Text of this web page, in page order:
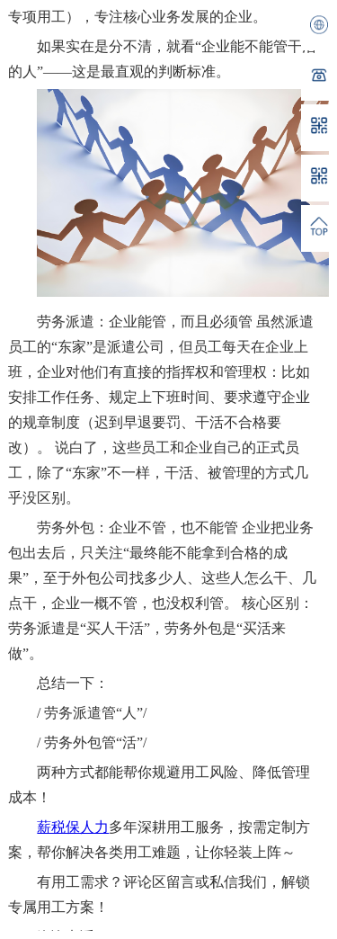
专项用工），专注核心业务发展的企业。
如果实在是分不清，就看“企业能不能管干活
的人”——这是最直观的判断标准。
劳务派遣：企业能管，而且必须管 虽然派遣
员工的“东家”是派遣公司，但员工每天在企业上
班，企业对他们有直接的指挥权和管理权：比如
安排工作任务、规定上下班时间、要求遵守企业
的规章制度（迟到早退要罚、干活不合格要
改）。 说白了，这些员工和企业自己的正式员
工，除了“东家”不一样，干活、被管理的方式几
乎没区别。
劳务外包：企业不管，也不能管 企业把业务
包出去后，只关注“最终能不能拿到合格的成
果”，至于外包公司找多少人、这些人怎么干、几
点干，企业一概不管，也没权利管。 核心区别：
劳务派遣是“买人干活”，劳务外包是“买活来
做”。
总结一下 ：
/ 劳务派遣管“人”/
/ 劳务外包管“活”/
两种方式都能帮你规避用工风险、降低管理
成本！
薪税保人力多年深耕用工服务，按需定制方
案，帮你解决各类用工难题，让你轻装上阵～
有用工需求？评论区留言或私信我们，解锁
专属用工方案！